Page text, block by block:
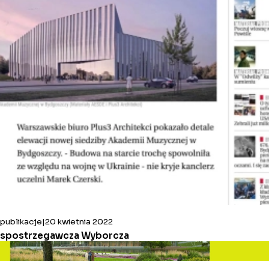
publikacje 20 kwietnia 2022
spostrzegawcza Wyborcza